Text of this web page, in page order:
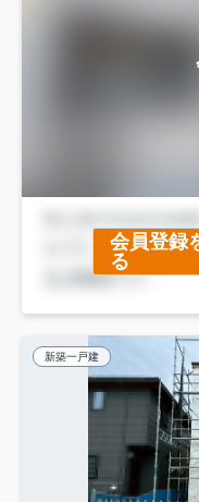
会員登録
る
新築一戸建